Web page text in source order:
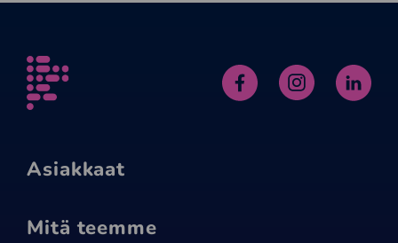
Alfame FacebookInstagram
Asiakkaat
Mitä teemme